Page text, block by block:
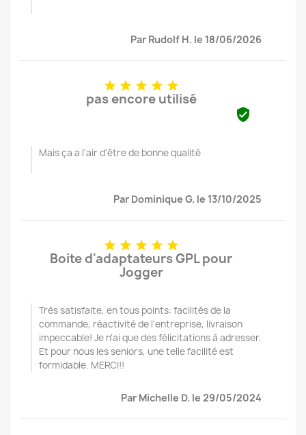
Par Rudolf H. le 18/06/2026
    
pas encore utilisé

Mais ça a l'air d'être de bonne qualité
Par Dominique G. le 13/10/2025
    
Boite d'adaptateurs GPL pour
Jogger
Très satisfaite, en tous points: facilités de la
commande, réactivité de l'entreprise, livraison
impeccable! Je n'ai que des félicitations à adresser.
Et pour nous les seniors, une telle facilité est
formidable. MERCI!!
Par Michelle D. le 29/05/2024